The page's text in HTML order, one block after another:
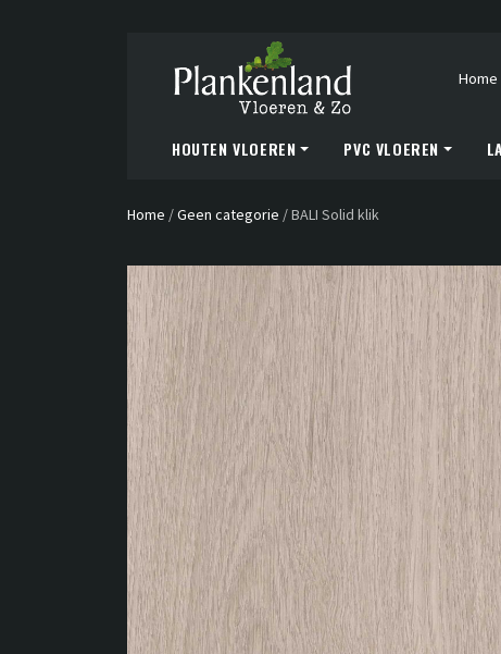
Home
HOUTEN VLOEREN PVC VLOEREN
Home /Geen categorie /BALI Solid klik